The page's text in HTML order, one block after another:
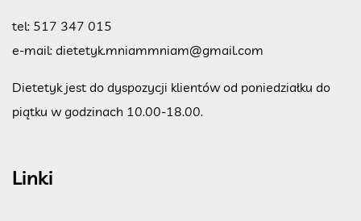
tel: 517 347 015
e-mail: dietetyk.mniammniam@gmail.com
Dietetyk jest do dyspozycji klientów od poniedziałku do
piątku w godzinach 10.00-18.00.
Linki